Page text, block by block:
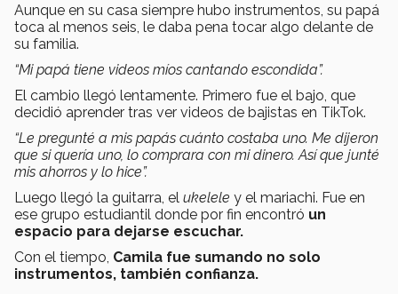
Aunque en su casa siempre hubo instrumentos, su papá
toca al menos seis, le daba pena tocar algo delante de
su familia.
“Mi papá tiene videos míos cantando escondida”.
El cambio llegó lentamente. Primero fue el bajo, que
decidió aprender tras ver videos de bajistas en TikTok.
“Le pregunté a mis papás cuánto costaba uno. Me dijeron
que si quería uno, lo comprara con mi dinero. Así que junté
mis ahorros y lo hice”.
Luego llegó la guitarra, el ukelele y el mariachi. Fue en
ese grupo estudiantil donde por fin encontró un
espacio para dejarse escuchar.
Con el tiempo, Camila fue sumando no solo
instrumentos, también confianza.